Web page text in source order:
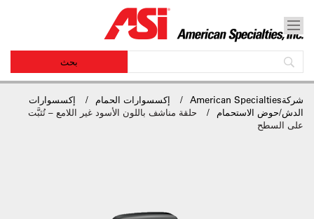
شركةAmerican Specialties إكسسوارات الحمام
إكسسوارات
الدش/حوض الاستحمام
حلقة مناشف باللون الأسود غير اللامع – تُثبَّت
على السطح